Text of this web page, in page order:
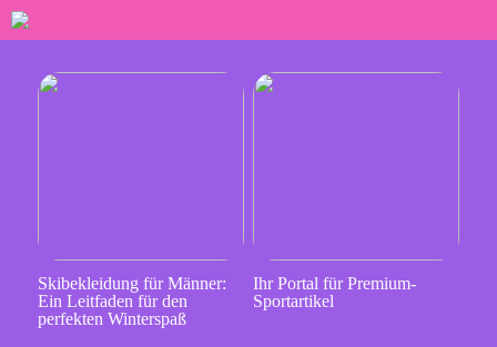
Skibekleidung für Männer:
Ein Leitfaden für den
perfekten Winterspaß
Ihr Portal für Premium-
Sportartikel